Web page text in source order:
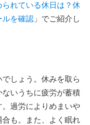
れている休日は？休
ルを確認 」でご紹介し
しょう。休みを取ら
いうちに疲労が蓄積
過労によりめまいや
も。また、よく眠れ